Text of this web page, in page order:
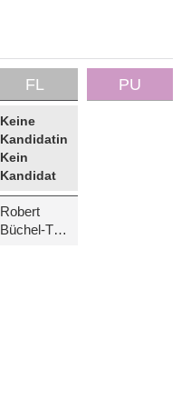
FL
Keine
Kandidatin
Kein
Kandidat
Robert
Büchel-Thalmaier
PU